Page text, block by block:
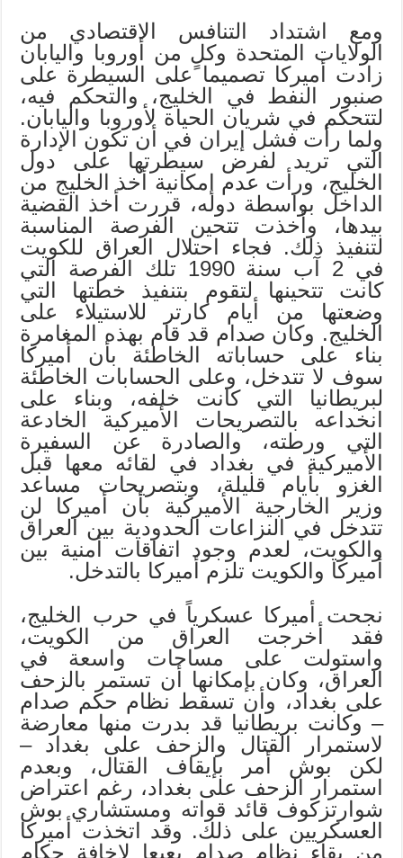
ومع اشتداد التنافس الاقتصادي من
الولايات المتحدة وكلٍ من أوروبا واليابان
زادت أميركا تصميما على السيطرة على
صنبور النفط في الخليج، والتحكم فيه،
لتتحكم في شريان الحياة لأوروبا واليابان.
ولما رأت فشل إيران في أن تكون الإدارة
التي تريد لفرض سيطرتها على دول
الخليج، ورأت عدم إمكانية أخذ الخليج من
الداخل بواسطة دوله، قررت أخذ القضية
بيدها، وأخذت تتحين الفرصة المناسبة
لتنفيذ ذلك. فجاء احتلال العراق للكويت
في 2 آب سنة 1990 تلك الفرصة التي
كانت تتحينها لتقوم بتنفيذ خطتها التي
وضعتها من أيام كارتر للاستيلاء على
الخليج. وكان صدام قد قام بهذه المغامرة
بناء على حساباته الخاطئة بأن أميركا
سوف لا تتدخل، وعلى الحسابات الخاطئة
لبريطانيا التي كانت خلفه، وبناء على
انخداعه بالتصريحات الأميركية الخادعة
التي ورطته، والصادرة عن السفيرة
الأميركية في بغداد في لقائه معها قبل
الغزو بأيام قليلة، وبتصريحات مساعد
وزير الخارجية الأميركية بأن أميركا لن
تتدخل في النزاعات الحدودية بين العراق
والكويت، لعدم وجود اتفاقات أمنية بين
أميركا والكويت تلزم أميركا بالتدخل.
نجحت أميركا عسكرياً في حرب الخليج،
فقد أخرجت العراق من الكويت،
واستولت على مساحات واسعة في
العراق، وكان بإمكانها أن تستمر بالزحف
على بغداد، وأن تسقط نظام حكم صدام
– وكانت بريطانيا قد بدرت منها معارضة
لاستمرار القتال والزحف على بغداد –
لكن بوش أمر بإيقاف القتال، وبعدم
استمرار الزحف على بغداد، رغم اعتراض
شوارتزكوف قائد قواته ومستشاري بوش
العسكريين على ذلك. وقد اتخذت أميركا
من بقاء نظام صدام بعبعا لإخافة حكام